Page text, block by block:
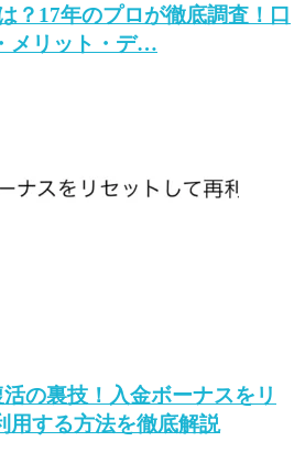
？17年のプロが徹底調査！口
メリット・デ…
の裏技！入金ボーナスをリ
用する方法を徹底解説